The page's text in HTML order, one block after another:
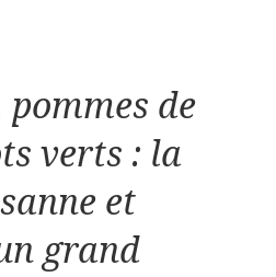
de
verts : la
et
grand